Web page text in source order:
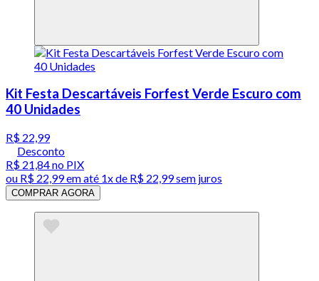
Kit Festa Descartáveis Forfest Verde Escuro com
40 Unidades
R$ 22,99
Desconto
R$ 21,84no PIX
ou R$ 22,99em até 1x de R$ 22,99sem juros
COMPRAR AGORA